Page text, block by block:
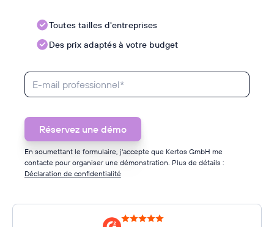
Toutes tailles d'entreprises
Des prix adaptés à votre budget
En soumettant le formulaire, j'accepte que Kertos GmbH me
contacte pour organiser une démonstration. Plus de détails :
Déclaration de confidentialité